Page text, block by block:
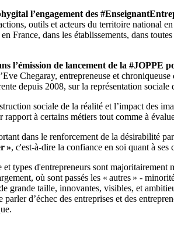
l’engagement des
outils et acteurs du territoire national
France, dans les établissements, dans
l’émission de lancement de la #JOPPE
Chegaray, entrepreneuse et
depuis 2008, sur la représentation
sociale de la réalité et l’impact des
à certains métiers tout comme à
dans le renforcement de la désirabilité
», c'est-à-dire la confiance en soi quant à
types d'entrepreneurs sont
où sont passés les « autres » -
grande taille, innovantes, visibles, et
d’échec des entreprises et des